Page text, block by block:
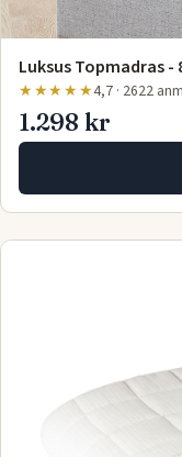
Luksus Topmadras -
★★★★★4,7 · 2622
1.298 kr